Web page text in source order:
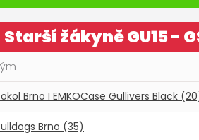
Starší žákyně GU15 -
Brno I EMKOCase Gullivers Black
Brno (35)